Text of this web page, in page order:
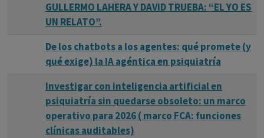
GULLERMO LAHERA Y DAVID TRUEBA: “EL YO ES
UN RELATO”.
De los chatbots a los agentes: qué promete (y
qué exige) la IA agéntica en psiquiatría
Investigar con inteligencia artificial en
psiquiatría sin quedarse obsoleto: un marco
operativo para 2026 ( marco FCA: funciones
clínicas auditables)